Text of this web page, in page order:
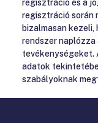
regisztráció és a
regisztráció során
bizalmasan kezeli,
rendszer
tevékenységeket.
adatok
szabályoknak